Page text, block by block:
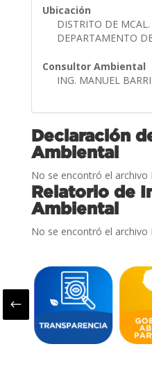
Ubicación
DISTRITO DE
DEPARTAMENTO
Consultor Ambiental
ING. MANUEL
Declaración
Ambiental
No se encontró el archivo
Relatorio de
Ambiental
No se encontró el archivo
#